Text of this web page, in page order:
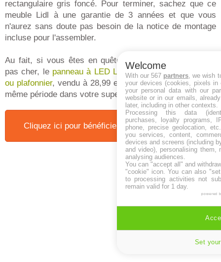
rectangulaire gris foncé. Pour terminer, sachez que ce
meuble Lidl à une garantie de 3 années et que vous
n'aurez sans doute pas besoin de la notice de montage
incluse pour l'assembler.
Au fait, si vous êtes en quête d'un éclairage design et
pas cher, le panneau à LED Lidl qui fait applique murale
ou plafonnier, vendu à 28,99 euros vous attend durant la
même période dans votre supermarché favori.
Cliquez ici pour bénéficier de "Notre bon plan" !
Welcome
With our 567 partners, we wish
your devices (cookies, pixels
your personal data with our
website or in our emails,
later, including in other contexts.
Processing this data
purchases, loyalty programs,
phone, precise geolocation,
you services, content,
devices and screens (including
and video), personalising them,
analysing audiences.
You can "accept all" and
"cookie" icon. You can also
to processing activities not
remain valid for 1 day.
powered
Set